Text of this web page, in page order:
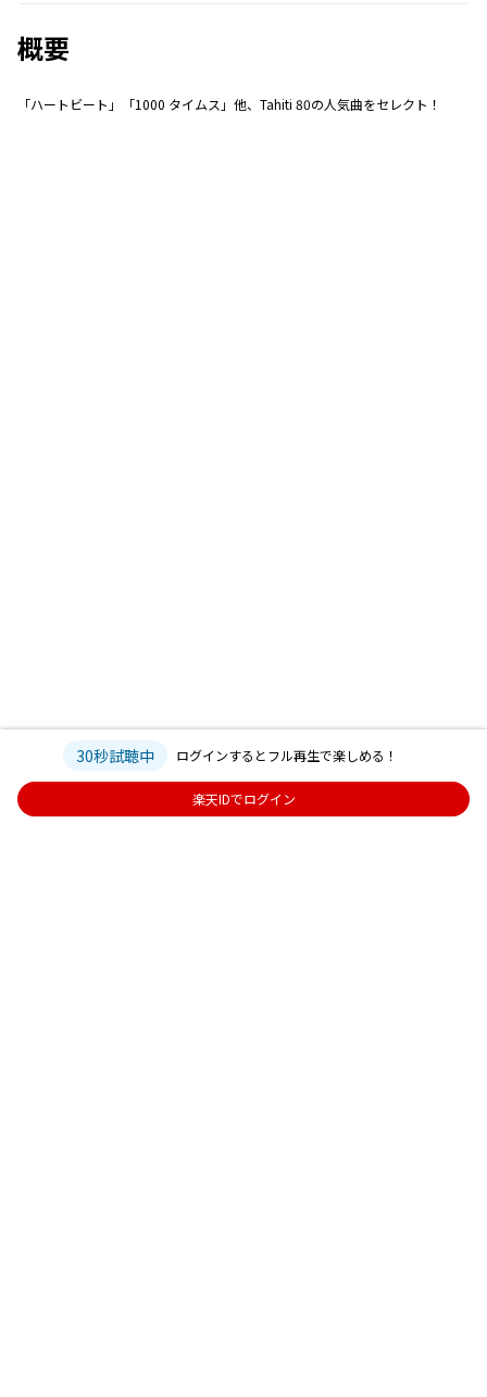
概要
「ハートビート」「1000 タイムス」他、Tahiti 80の人気曲をセレクト！
30秒試聴中 ログインするとフル再生で楽しめる！
楽天IDでログイン